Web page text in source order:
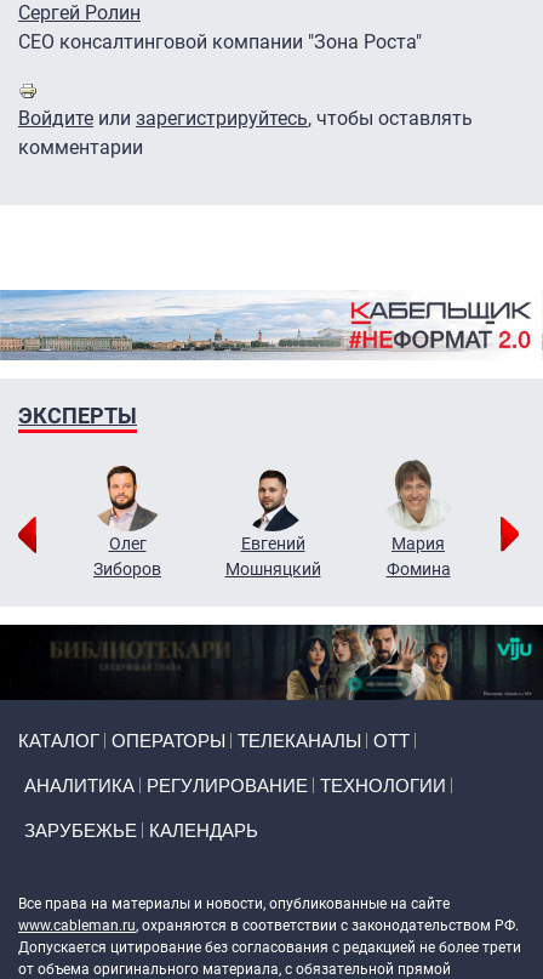
Сергей Ролин
CEO консалтинговой компании "Зона Роста"
Войдите или зарегистрируйтесь, чтобы оставлять
комментарии
ЭКСПЕРТЫ
Олег
Зиборов
Евгений
Мошняцкий
Мария
Фомина
КАТАЛОГ ОПЕРАТОРЫ ТЕЛЕКАНАЛЫ ОТТ
АНАЛИТИКА РЕГУЛИРОВАНИЕ ТЕХНОЛОГИИ
ЗАРУБЕЖЬЕ КАЛЕНДАРЬ
Все права на материалы и новости, опубликованные на сайте
www.cableman.ru, охраняются в соответствии с законодательством РФ.
Допускается цитирование без согласования с редакцией не более трети
от объема оригинального материала, с обязательной прямой